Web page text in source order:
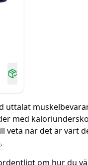
uttalat
med
veta när det är värt
.
om hur du